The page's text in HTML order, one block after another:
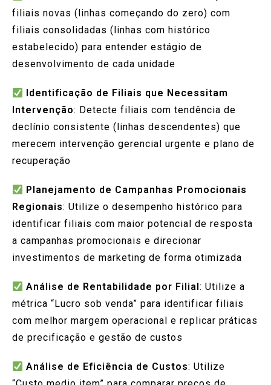
filiais novas (linhas começando do zero) com
filiais consolidadas (linhas com histórico
estabelecido) para entender estágio de
desenvolvimento de cada unidade
Identificação de Filiais que Necessitam
Intervenção: Detecte filiais com tendência de
declínio consistente (linhas descendentes) que
merecem intervenção gerencial urgente e plano de
recuperação
Planejamento de Campanhas Promocionais
Regionais: Utilize o desempenho histórico para
identificar filiais com maior potencial de resposta
a campanhas promocionais e direcionar
investimentos de marketing de forma otimizada
Análise de Rentabilidade por Filial: Utilize a
métrica “Lucro sob venda” para identificar filiais
com melhor margem operacional e replicar práticas
de precificação e gestão de custos
Análise de Eficiência de Custos: Utilize